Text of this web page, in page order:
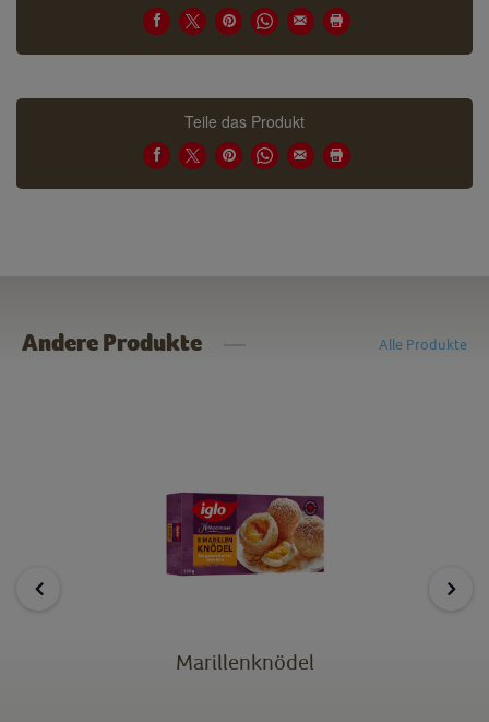
Teile das Produkt
Andere Produkte Alle Produkte
Marillenknödel